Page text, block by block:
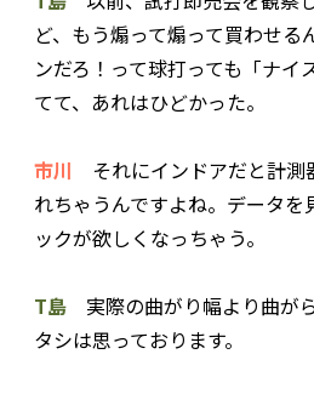
ど、もう煽って煽って買わせる
ンだろ！って球打っても「ナイ
てて、あれはひどかった。
市川 それにインドアだと計測
れちゃうんですよね。データを
ックが欲しくなっちゃう。
T島 実際の曲がり幅より曲が
タシは思っております。